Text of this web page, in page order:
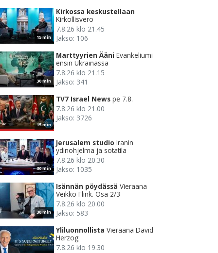
15 min
Kirkossa keskustellaan
Kirkollisvero
7.8.26 klo 21.45
Jakso: 106
30 min
Marttyyrien Ääni Evankeliumi
ensin Ukrainassa
7.8.26 klo 21.15
Jakso: 341
15 min
TV7 Israel News pe 7.8.
7.8.26 klo 21.00
Jakso: 3726
30 min
Jerusalem studio Iranin
ydinohjelma ja sotatila
7.8.26 klo 20.30
Jakso: 1035
30 min
Isännän pöydässä Vieraana
Veikko Flink. Osa 2/3
7.8.26 klo 20.00
Jakso: 583
Yliluonnollista Vieraana David
Herzog
7.8.26 klo 19.30